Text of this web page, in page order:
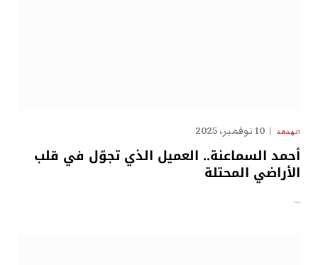
الهدهد 10 نوفمبر، 2025
أحمد السماعنة.. العميل الذي تجوّل في قلب
الأراضي المحتلة
…